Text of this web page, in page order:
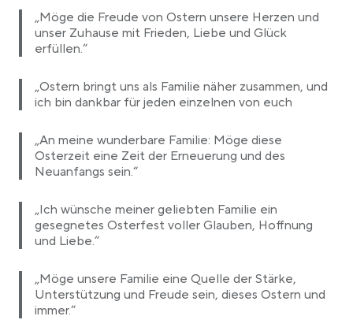
„Möge die Freude von Ostern unsere Herzen und
unser Zuhause mit Frieden, Liebe und Glück
erfüllen.“
„Ostern bringt uns als Familie näher zusammen, und
ich bin dankbar für jeden einzelnen von euch
„An meine wunderbare Familie: Möge diese
Osterzeit eine Zeit der Erneuerung und des
Neuanfangs sein.“
„Ich wünsche meiner geliebten Familie ein
gesegnetes Osterfest voller Glauben, Hoffnung
und Liebe.“
„Möge unsere Familie eine Quelle der Stärke,
Unterstützung und Freude sein, dieses Ostern und
immer.“